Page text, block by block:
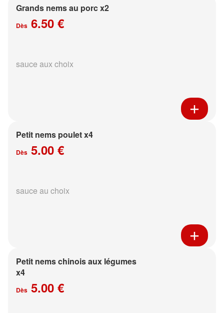
Grands nems au porc x2
Dès 6.50 €
sauce aux choix
Petit nems poulet x4
Dès 5.00 €
sauce au choix
Petit nems chinois aux légumes
x4
Dès 5.00 €